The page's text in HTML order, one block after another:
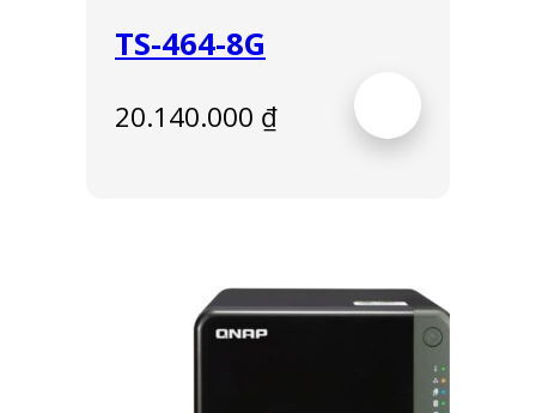
TS-464-8G
20.140.000 ₫